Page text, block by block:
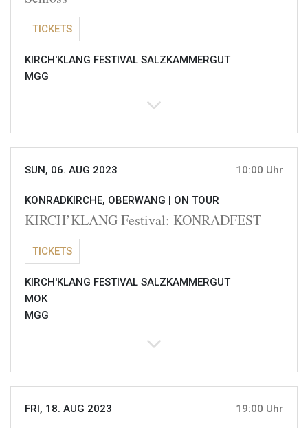
TICKETS
KIRCH'KLANG FESTIVAL SALZKAMMERGUT
MGG
SUN, 06. AUG 2023 10:00 Uhr
KONRADKIRCHE, OBERWANG | ON TOUR
KIRCH’KLANG Festival: KONRADFEST
TICKETS
KIRCH'KLANG FESTIVAL SALZKAMMERGUT
MOK
MGG
FRI, 18. AUG 2023 19:00 Uhr